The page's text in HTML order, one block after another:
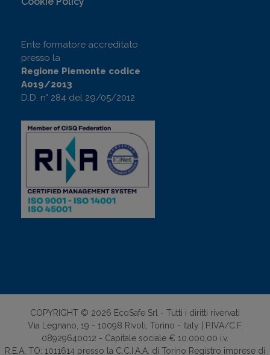
Ente formatore accreditato
presso la
Regione Piemonte codice
A019/2013
D.D. n° 284 del 29/05/2012
COPYRIGHT © 2026 EcoSafe Srl - Tutti i diritti rivervati
Via Legnano, 19 - 10098 Rivoli, Torino - Italy | P.IVA/C.F.
08929640012 - Capitale sociale € 10.000,00 i.v.
R.E.A. TO: 1011614 presso la C.C.I.A.A. di Torino Registro imprese di